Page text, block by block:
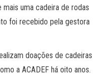
uma cadeira de rodas
foi recebido pela gestora
doações de cadeiras
a ACADEF há oito anos.